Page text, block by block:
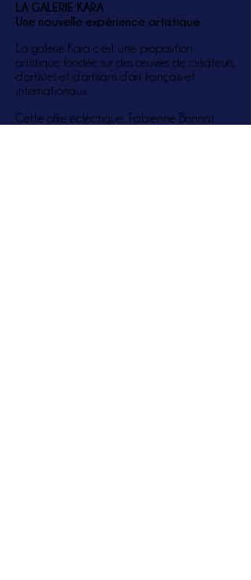
LA GALERIE KARA
Une nouvelle expérience artistique
La galerie Kara c’est une proposition
artistique fondée sur des œuvres de créateurs,
d’artistes et d’artisans d’art français et
internationaux.
Cette offre éclectique, Fabienne Bonnat